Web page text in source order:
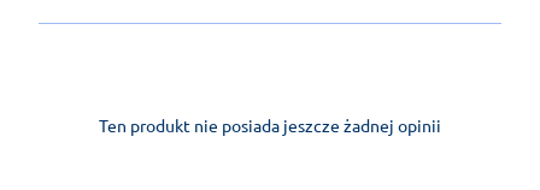
Ten produkt nie posiada jeszcze żadnej opinii